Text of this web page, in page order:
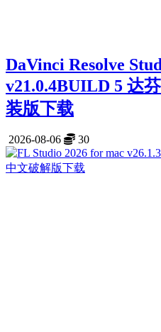
DaVinci Resolve
v21.0.4BUILD 5 达
装版下载
2026-08-06 30